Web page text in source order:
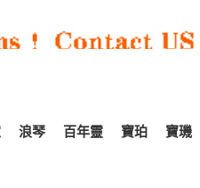
浪琴 百年靈 寶珀 寶璣